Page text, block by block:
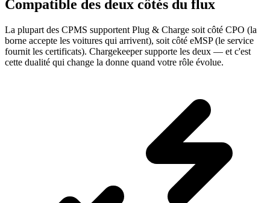
Compatible des deux côtés du flux
La plupart des CPMS supportent Plug & Charge soit côté CPO (la
borne accepte les voitures qui arrivent), soit côté eMSP (le service
fournit les certificats). Chargekeeper supporte les deux — et c'est
cette dualité qui change la donne quand votre rôle évolue.